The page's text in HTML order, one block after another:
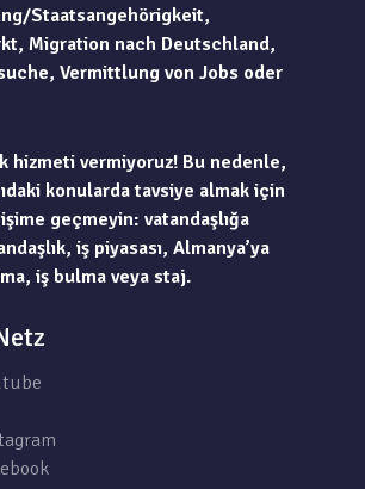
Staatsangehörigkeit,
Migration nach Deutschland,
Vermittlung von Jobs oder
hizmeti vermiyoruz! Bu nedenle,
konularda tavsiye almak için
geçmeyin: vatandaşlığa
iş piyasası, Almanya’ya
iş bulma veya staj.